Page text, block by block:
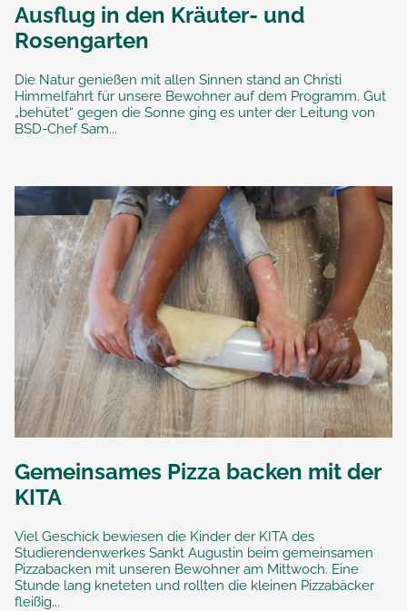
Ausflug in den Kräuter- und
Rosengarten
Die Natur genießen mit allen Sinnen stand an Christi
Himmelfahrt für unsere Bewohner auf dem Programm. Gut
„behütet“ gegen die Sonne ging es unter der Leitung von
BSD-Chef Sam...
Gemeinsames Pizza backen mit der
KITA
Viel Geschick bewiesen die Kinder der KITA des
Studierendenwerkes Sankt Augustin beim gemeinsamen
Pizzabacken mit unseren Bewohner am Mittwoch. Eine
Stunde lang kneteten und rollten die kleinen Pizzabäcker
fleißig...